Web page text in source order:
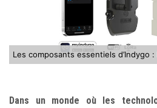
Dans un monde où les